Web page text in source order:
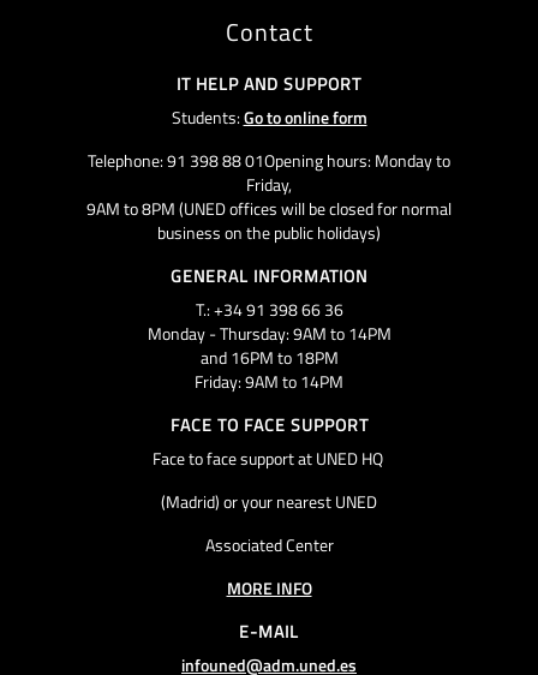
Contact
IT HELP AND SUPPORT
Students:Go to online form
Telephone: 91 398 88 01Opening hours: Monday to
Friday,
9AM to 8PM (UNED offices will be closed for normal
business on the public holidays)
GENERAL INFORMATION
T.: +34 91 398 66 36
Monday - Thursday: 9AM to 14PM
and 16PM to 18PM
Friday: 9AM to 14PM
FACE TO FACE SUPPORT
Face to face support at UNED HQ
(Madrid) or your nearest UNED
Associated Center
MORE INFO
E-MAIL
infouned@adm.uned.es